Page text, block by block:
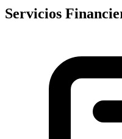
Servicios